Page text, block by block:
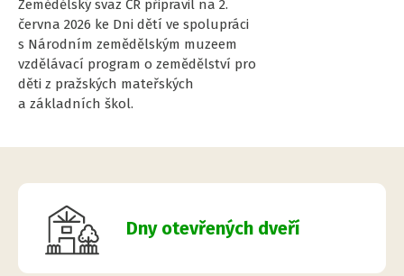
Zemědělský svaz ČR připravil na 2.
června 2026 ke Dni dětí ve spolupráci
s Národním zemědělským muzeem
vzdělávací program o zemědělství pro
děti z pražských mateřských
a základních škol.
Dny otevřených dveří